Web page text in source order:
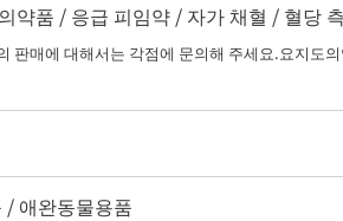
약품 / 응급 피임약 / 자가 채혈 / 혈당
판매에 대해서는 각점에 문의해 주세요.요지도
애완동물용품